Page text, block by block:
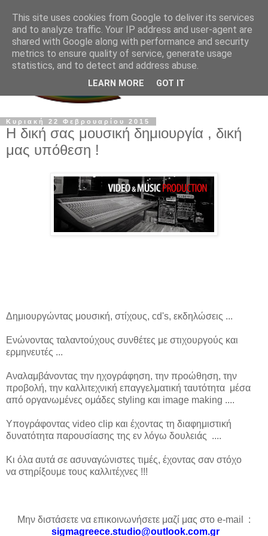
Κυριακή 22 Φεβρουαρίου 2015
Η δική σας μουσική δημιουργία , δική
μας υπόθεση !
Δημιουργώντας μουσική, στίχους, cd's, εκδηλώσεις ...
Ενώνοντας ταλαντούχους συνθέτες με στιχουργούς και
ερμηνευτές ...
Αναλαμβάνοντας την ηχογράφηση, την προώθηση, την
προβολή, την καλλιτεχνική επαγγελματική ταυτότητα μέσα
από οργανωμένες ομάδες styling και image making ....
Υπογράφοντας video clip και έχοντας τη διαφημιστική
δυνατότητα παρουσίασης της εν λόγω δουλειάς ....
Κι όλα αυτά σε ασυναγώνιστες τιμές, έχοντας σαν στόχο
να στηρίξουμε τους καλλιτέχνες !!!
Μην διστάσετε να επικοινωνήσετε μαζί μας στο e-mail :
sigmagreece.studio@outlook.com.gr
This site uses cookies from Google to deliver its services
and to analyze traffic. Your IP address and user-agent are
shared with Google along with performance and security
metrics to ensure quality of service, generate usage
statistics, and to detect and address abuse.
LEARN MORE GOT IT